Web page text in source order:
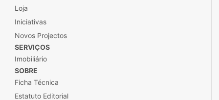
Loja
Iniciativas
Novos Projectos
SERVIÇOS
Imobiliário
SOBRE
Ficha Técnica
Estatuto Editorial